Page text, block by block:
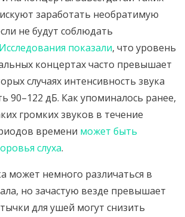
заработать необратимую
не будут соблюдать
Исследования показали, что уровень
концертах часто превышает
случаях интенсивность звука
90–122 дБ. Как упоминалось ранее,
громких звуков в течение
времени может быть
слуха.
может немного различаться в
но зачастую везде превышает
для ушей могут снизить